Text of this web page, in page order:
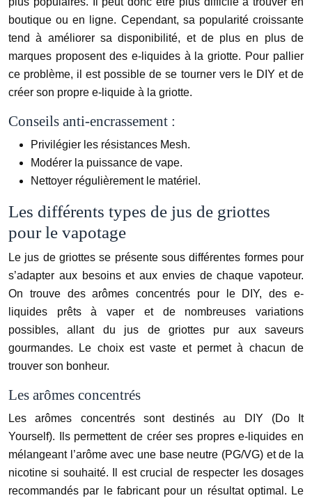
boutique ou en ligne. Cependant, sa popularité croissante
tend à améliorer sa disponibilité, et de plus en plus de
marques proposent des e-liquides à la griotte. Pour pallier
ce problème, il est possible de se tourner vers le DIY et de
créer son propre e-liquide à la griotte.
Conseils anti-encrassement :
Privilégier les résistances Mesh.
Modérer la puissance de vape.
Nettoyer régulièrement le matériel.
Les différents types de jus de griottes
pour le vapotage
Le jus de griottes se présente sous différentes formes pour
s’adapter aux besoins et aux envies de chaque vapoteur.
On trouve des arômes concentrés pour le DIY, des e-
liquides prêts à vaper et de nombreuses variations
possibles, allant du jus de griottes pur aux saveurs
gourmandes. Le choix est vaste et permet à chacun de
trouver son bonheur.
Les arômes concentrés
Les arômes concentrés sont destinés au DIY (Do It
Yourself). Ils permettent de créer ses propres e-liquides en
mélangeant l’arôme avec une base neutre (PG/VG) et de la
nicotine si souhaité. Il est crucial de respecter les dosages
recommandés par le fabricant pour un résultat optimal. Le